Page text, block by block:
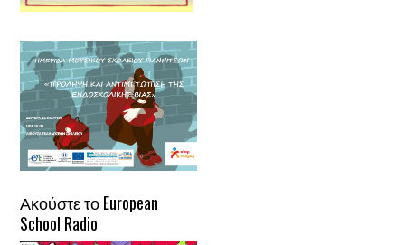
Ακούστε το European
School Radio